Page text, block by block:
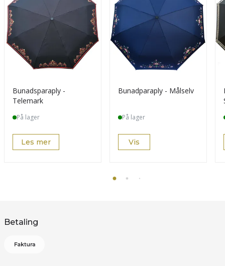
Bunadsparaply -
Telemark
På lager
Les mer
Bunadparaply - Målselv
På lager
Vis
Betaling